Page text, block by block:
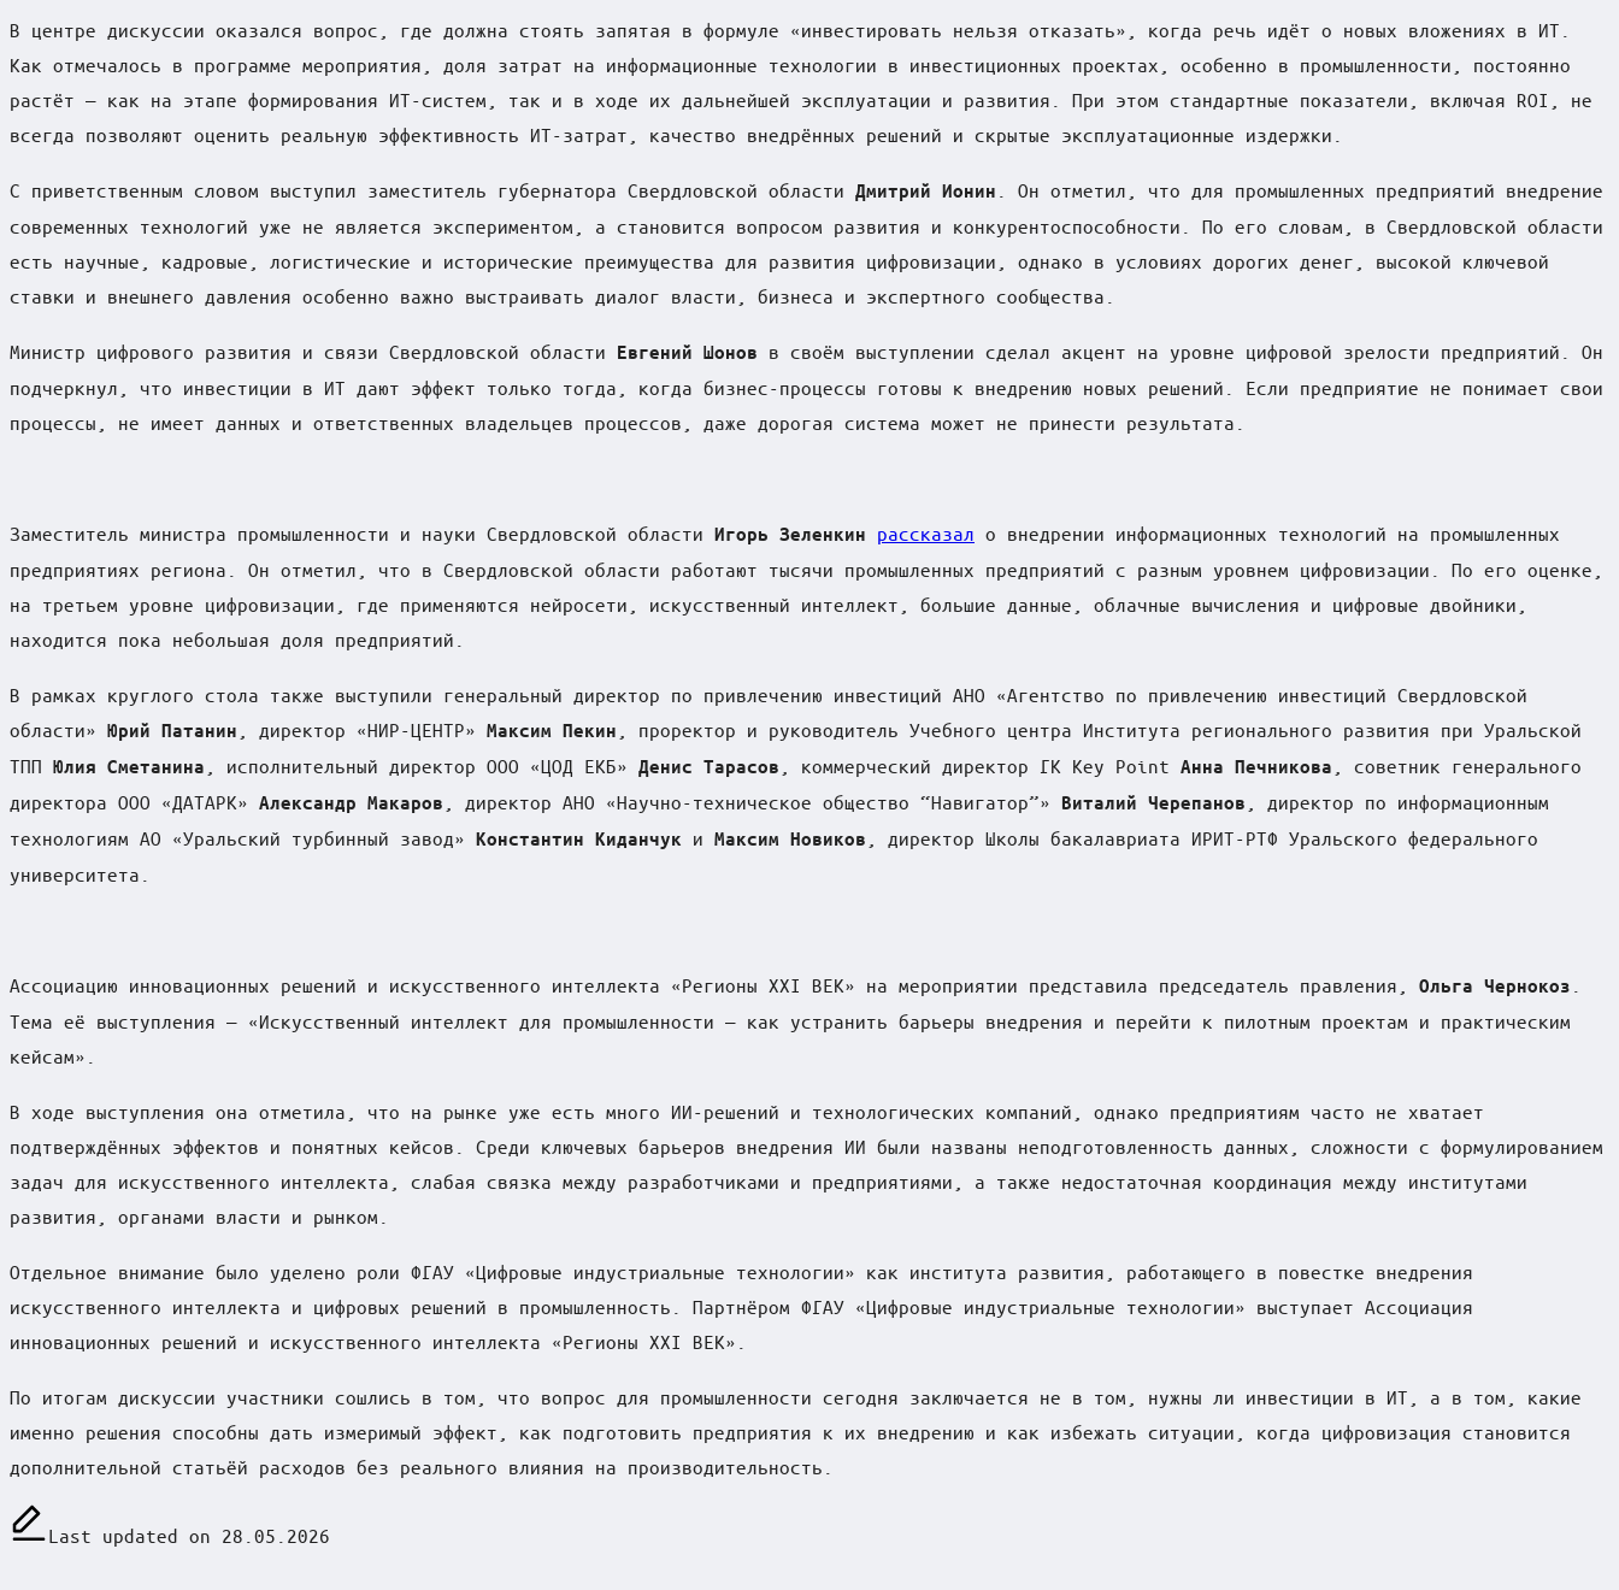
В центре дискуссии оказался вопрос, где должна стоять запятая в формуле «инвестировать нельзя отказать», когда речь идёт о новых вложениях в ИТ.
Как отмечалось в программе мероприятия, доля затрат на информационные технологии в инвестиционных проектах, особенно в промышленности, постоянно
растёт — как на этапе формирования ИТ-систем, так и в ходе их дальнейшей эксплуатации и развития. При этом стандартные показатели, включая ROI, не
всегда позволяют оценить реальную эффективность ИТ-затрат, качество внедрённых решений и скрытые эксплуатационные издержки.
С приветственным словом выступил заместитель губернатора Свердловской области Дмитрий Ионин . Он отметил, что для промышленных предприятий внедрение
современных технологий уже не является экспериментом, а становится вопросом развития и конкурентоспособности. По его словам, в Свердловской области
есть научные, кадровые, логистические и исторические преимущества для развития цифровизации, однако в условиях дорогих денег, высокой ключевой
ставки и внешнего давления особенно важно выстраивать диалог власти, бизнеса и экспертного сообщества.
Министр цифрового развития и связи Свердловской области Евгений Шонов в своём выступлении сделал акцент на уровне цифровой зрелости предприятий. Он
подчеркнул, что инвестиции в ИТ дают эффект только тогда, когда бизнес-процессы готовы к внедрению новых решений. Если предприятие не понимает свои
процессы, не имеет данных и ответственных владельцев процессов, даже дорогая система может не принести результата.
Заместитель министра промышленности и науки Свердловской области Игорь Зеленкин рассказал о внедрении информационных технологий на промышленных
предприятиях региона. Он отметил, что в Свердловской области работают тысячи промышленных предприятий с разным уровнем цифровизации. По его оценке,
на третьем уровне цифровизации, где применяются нейросети, искусственный интеллект, большие данные, облачные вычисления и цифровые двойники,
находится пока небольшая доля предприятий.
В рамках круглого стола также выступили генеральный директор по привлечению инвестиций АНО «Агентство по привлечению инвестиций Свердловской
области» Юрий Патанин , директор «НИР-ЦЕНТР» Максим Пекин , проректор и руководитель Учебного центра Института регионального развития при Уральской
ТПП Юлия Сметанина , исполнительный директор ООО «ЦОД ЕКБ» Денис Тарасов , коммерческий директор ГК Key Point Анна Печникова , советник генерального
директора ООО «ДАТАРК» Александр Макаров , директор АНО «Научно-техническое общество “Навигатор”» Виталий Черепанов , директор по информационным
технологиям АО «Уральский турбинный завод» Константин Киданчук и Максим Новиков , директор Школы бакалавриата ИРИТ-РТФ Уральского федерального
университета.
Ассоциацию инновационных решений и искусственного интеллекта «Регионы XXI ВЕК» на мероприятии представила председатель правления, Ольга Чернокоз
Тема её выступления — «Искусственный интеллект для промышленности — как устранить барьеры внедрения и перейти к пилотным проектам и практическим
кейсам».
В ходе выступления она отметила, что на рынке уже есть много ИИ-решений и технологических компаний, однако предприятиям часто не хватает
подтверждённых эффектов и понятных кейсов. Среди ключевых барьеров внедрения ИИ были названы неподготовленность данных, сложности с формулированием
задач для искусственного интеллекта, слабая связка между разработчиками и предприятиями, а также недостаточная координация между институтами
развития, органами власти и рынком.
Отдельное внимание было уделено роли ФГАУ «Цифровые индустриальные технологии» как института развития, работающего в повестке внедрения
искусственного интеллекта и цифровых решений в промышленность. Партнёром ФГАУ «Цифровые индустриальные технологии» выступает Ассоциация
инновационных решений и искусственного интеллекта «Регионы XXI ВЕК».
По итогам дискуссии участники сошлись в том, что вопрос для промышленности сегодня заключается не в том, нужны ли инвестиции в ИТ, а в том, какие
именно решения способны дать измеримый эффект, как подготовить предприятия к их внедрению и как избежать ситуации, когда цифровизация становится
дополнительной статьёй расходов без реального влияния на производительность.
Last updated on 28.05.2026